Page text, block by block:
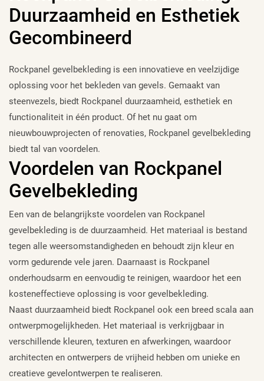
Duurzaamheid en Esthetiek
Gecombineerd
Rockpanel gevelbekleding is een innovatieve en veelzijdige
oplossing voor het bekleden van gevels. Gemaakt van
steenvezels, biedt Rockpanel duurzaamheid, esthetiek en
functionaliteit in één product. Of het nu gaat om
nieuwbouwprojecten of renovaties, Rockpanel gevelbekleding
biedt tal van voordelen.
Voordelen van Rockpanel
Gevelbekleding
Een van de belangrijkste voordelen van Rockpanel
gevelbekleding is de duurzaamheid. Het materiaal is bestand
tegen alle weersomstandigheden en behoudt zijn kleur en
vorm gedurende vele jaren. Daarnaast is Rockpanel
onderhoudsarm en eenvoudig te reinigen, waardoor het een
kosteneffectieve oplossing is voor gevelbekleding.
Naast duurzaamheid biedt Rockpanel ook een breed scala aan
ontwerpmogelijkheden. Het materiaal is verkrijgbaar in
verschillende kleuren, texturen en afwerkingen, waardoor
architecten en ontwerpers de vrijheid hebben om unieke en
creatieve gevelontwerpen te realiseren.